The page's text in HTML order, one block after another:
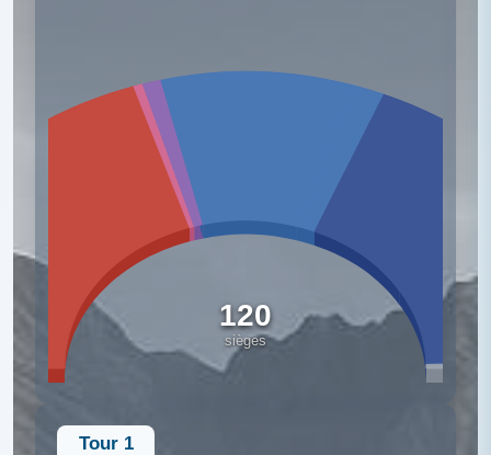
120
sièges
Tour 1